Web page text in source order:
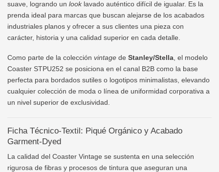
suave, logrando un looklavado auténtico difícil de igualar. Es la
prenda ideal para marcas que buscan alejarse de los acabados
industriales planos y ofrecer a sus clientes una pieza con
carácter, historia y una calidad superior en cada detalle.
Como parte de la colección vintage de Stanley/Stella, el modelo
Coaster STPU252 se posiciona en el canal B2B como la base
perfecta para bordados sutiles o logotipos minimalistas, elevando
cualquier colección de moda o línea de uniformidad corporativa a
un nivel superior de exclusividad.
Ficha Técnico-Textil: Piqué Orgánico y Acabado
Garment-Dyed
La calidad del Coaster Vintage se sustenta en una selección
rigurosa de fibras y procesos de tintura que aseguran una